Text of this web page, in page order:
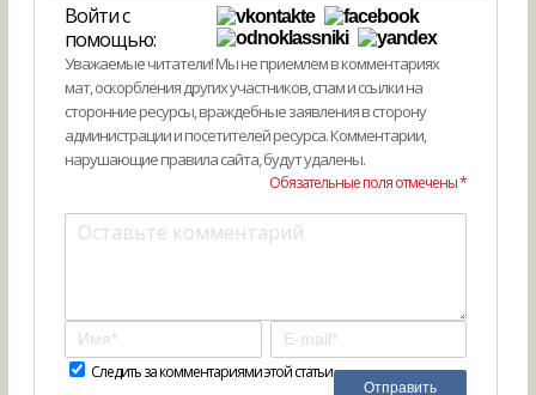
Войти с
помощью:
Уважаемые читатели! Мы не приемлем в комментариях
мат, оскорбления других участников, спам и ссылки на
сторонние ресурсы, враждебные заявления в сторону
администрации и посетителей ресурса. Комментарии,
нарушающие правила сайта, будут удалены.
Обязательные поля отмечены *
Следить за комментариями этой статьи